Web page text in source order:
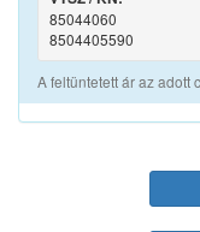
85044060
8504405590
A feltüntetett ár az adott